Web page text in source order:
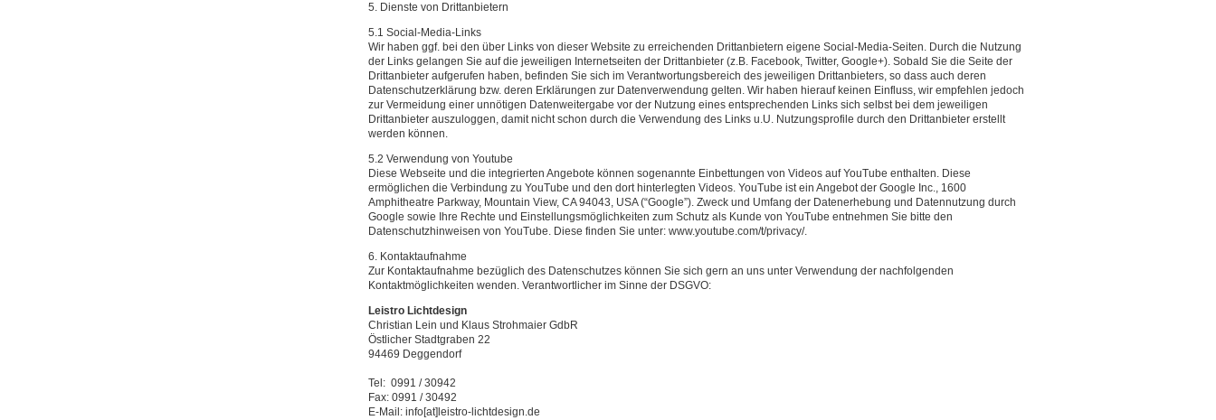
5. Dienste von Drittanbietern
5.1 Social-Media-Links
Wir haben ggf. bei den über Links von dieser Website zu erreichenden Drittanbietern eigene Social-Media-Seiten. Durch die Nutzung
der Links gelangen Sie auf die jeweiligen Internetseiten der Drittanbieter (z.B. Facebook, Twitter, Google+). Sobald Sie die Seite der
Drittanbieter aufgerufen haben, befinden Sie sich im Verantwortungsbereich des jeweiligen Drittanbieters, so dass auch deren
Datenschutzerklärung bzw. deren Erklärungen zur Datenverwendung gelten. Wir haben hierauf keinen Einfluss, wir empfehlen jedoch
zur Vermeidung einer unnötigen Datenweitergabe vor der Nutzung eines entsprechenden Links sich selbst bei dem jeweiligen
Drittanbieter auszuloggen, damit nicht schon durch die Verwendung des Links u.U. Nutzungsprofile durch den Drittanbieter erstellt
werden können.
5.2 Verwendung von Youtube
Diese Webseite und die integrierten Angebote können sogenannte Einbettungen von Videos auf YouTube enthalten. Diese
ermöglichen die Verbindung zu YouTube und den dort hinterlegten Videos. YouTube ist ein Angebot der Google Inc., 1600
Amphitheatre Parkway, Mountain View, CA 94043, USA (“Google”). Zweck und Umfang der Datenerhebung und Datennutzung durch
Google sowie Ihre Rechte und Einstellungsmöglichkeiten zum Schutz als Kunde von YouTube entnehmen Sie bitte den
Datenschutzhinweisen von YouTube. Diese finden Sie unter: www.youtube.com/t/privacy/.
6. Kontaktaufnahme
Zur Kontaktaufnahme bezüglich des Datenschutzes können Sie sich gern an uns unter Verwendung der nachfolgenden
Kontaktmöglichkeiten wenden. Verantwortlicher im Sinne der DSGVO:
Leistro Lichtdesign
Christian Lein und Klaus Strohmaier GdbR
Östlicher Stadtgraben 22
94469 Deggendorf
Tel: 0991 / 30942
Fax: 0991 / 30492
E-Mail: info[at]leistro-lichtdesign.de